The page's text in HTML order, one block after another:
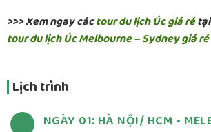
>>> Xem ngay cáctour du lịch Úc giá rẻtại
tour du lịch Úc Melbourne – Sydney giá rẻ
Lịch trình
NGÀY 01: HÀ NỘI/ HCM -